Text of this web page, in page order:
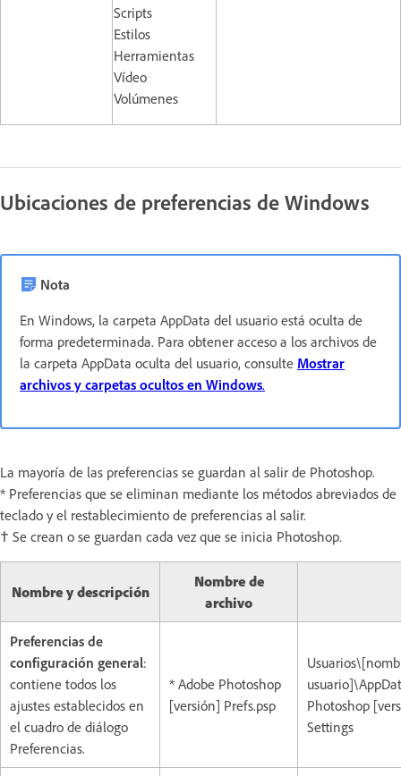
Scripts
Estilos
Herramientas
Vídeo
Volúmenes
Ubicaciones de preferencias de Windows
Nota
En Windows, la carpeta AppData del usuario está oculta de
forma predeterminada. Para obtener acceso a los archivos de
la carpeta AppData oculta del usuario, consulte Mostrar
archivos y carpetas ocultos en Windows.
La mayoría de las preferencias se guardan al salir de Photoshop.
* Preferencias que se eliminan mediante los métodos abreviados de
teclado y el restablecimiento de preferencias al salir.
† Se crean o se guardan cada vez que se inicia Photoshop.
Nombre y descripción
Nombre de
archivo
Preferencias de
configuración general:
contiene todos los
ajustes establecidos en
el cuadro de diálogo
Preferencias.
* Adobe Photoshop
[versión] Prefs.psp
Photoshop
Settings